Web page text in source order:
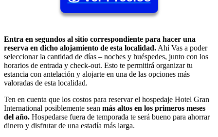
Entra en segundos al sitio correspondiente para hacer una
reserva en dicho alojamiento de esta localidad. Ahí Vas a poder
seleccionar la cantidad de días – noches y huéspedes, junto con los
horarios de entrada y check-out. Esto te permitirá organizar tu
estancia con antelación y alojarte en una de las opciones más
valoradas de esta localidad.
Ten en cuenta que los costos para reservar el hospedaje Hotel Gran
International posiblemente sean más altos en los primeros meses
del año. Hospedarse fuera de temporada te será bueno para ahorrar
dinero y disfrutar de una estadía más larga.